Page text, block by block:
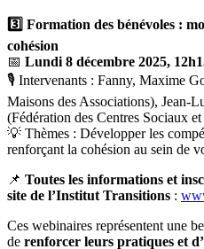
3️⃣ Formation des bénévoles :
cohésion
📅 Lundi 8 décembre 2025,
🎙 Intervenants : Fanny, Maxime
Maisons des Associations), Jean-
(Fédération des Centres Sociaux
💡 Thèmes : Développer les
renforçant la cohésion au sein de
📌 Toutes les informations et
site de l’Institut Transitions :
Ces webinaires représentent une
de renforcer leurs pratiques et